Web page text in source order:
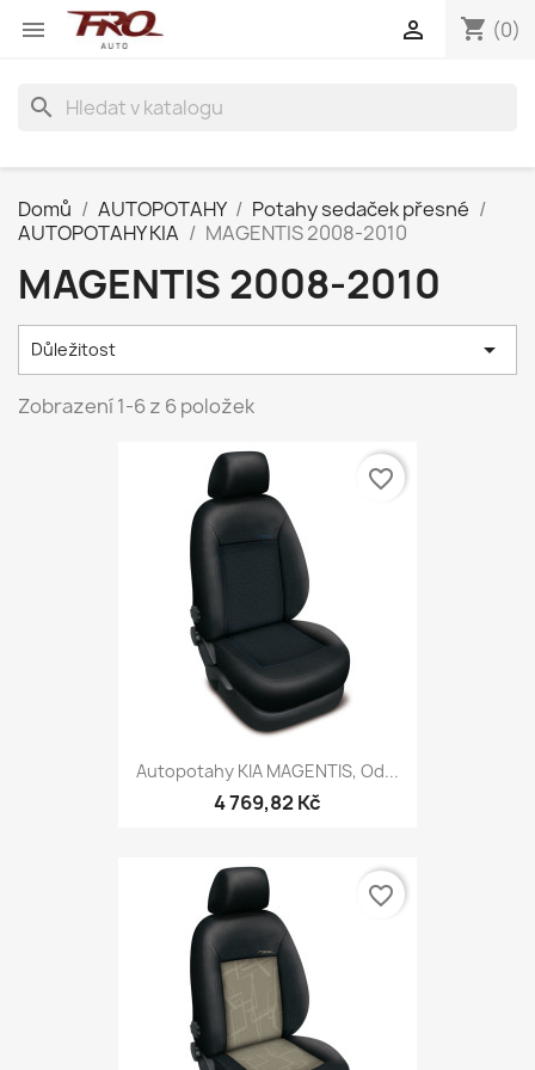
 shopping_cart (0)

search
Domů AUTOPOTAHY
Potahy sedaček přesné
AUTOPOTAHY KIA
MAGENTIS 2008-2010
MAGENTIS 2008-2010
Důležitost 
Zobrazení 1-6 z 6 položek
Autopotahy KIA MAGENTIS, Od...
4 769,82 Kč
favorite_border
favorite_border